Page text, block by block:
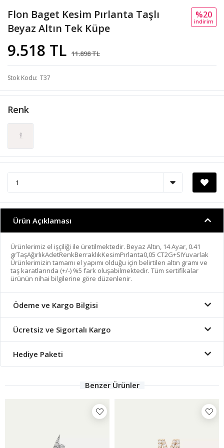
Flon Baget Kesim Pırlanta Taşlı
Beyaz Altın Tek Küpe
9.518 TL 11.898 TL
%20
i̇ndi̇ri̇m
Stok Kodu T37
Renk
Ürün Açıklaması
Ürünlerimiz el işçiliği ile üretilmektedir. Beyaz Altın, 14 Ayar, 0.41
grTaşAğırlıkAdetRenkBerraklıkKesimPırlanta0,05 CT2G+SIYuvarlak
Ürünlerimizin tamamı el yapımı olduğu için belirtilen altın gramı ve
taş karatlarında (+/-) %5 fark oluşabilmektedir. Tüm sertifikalar
ürünün nihai bilgilerine göre düzenlenir.
Ödeme ve Kargo Bilgisi
Ücretsiz ve Sigortalı Kargo
Hediye Paketi
Benzer Ürünler